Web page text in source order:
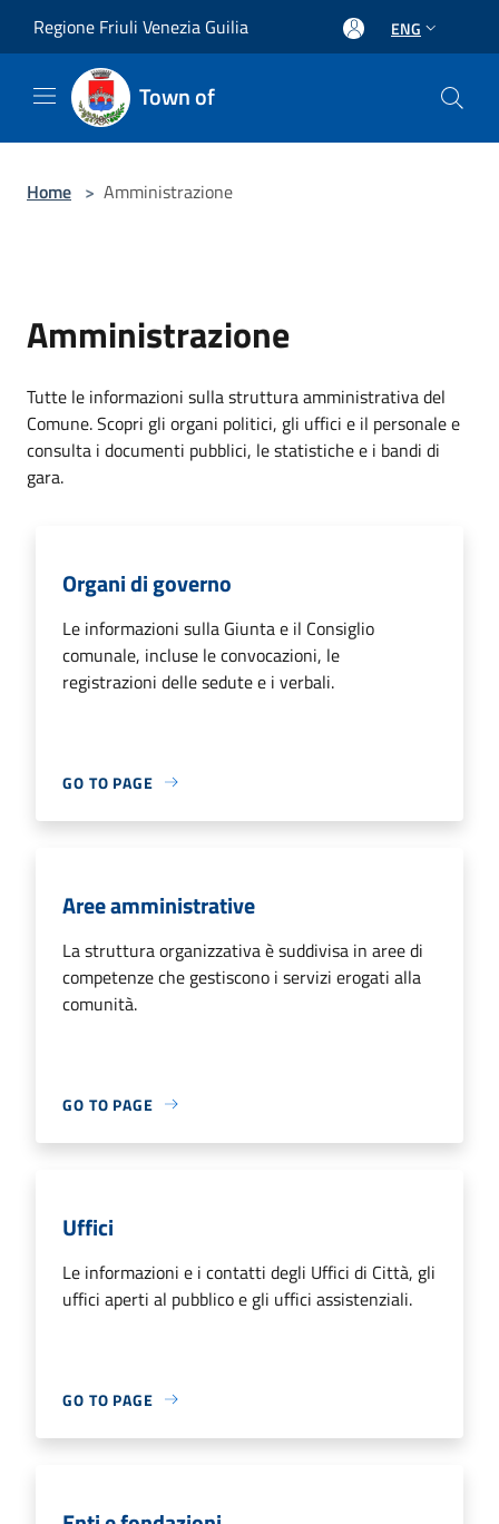
Regione Friuli Venezia Guilia ENG
Town of
Home > Amministrazione
Amministrazione
Tutte le informazioni sulla struttura amministrativa del
Comune. Scopri gli organi politici, gli uffici e il personale e
consulta i documenti pubblici, le statistiche e i bandi di
gara.
Organi di governo
Le informazioni sulla Giunta e il Consiglio
comunale, incluse le convocazioni, le
registrazioni delle sedute e i verbali.
GO TO PAGE
Aree amministrative
La struttura organizzativa è suddivisa in aree di
competenze che gestiscono i servizi erogati alla
comunità.
GO TO PAGE
Uffici
Le informazioni e i contatti degli Uffici di Città, gli
uffici aperti al pubblico e gli uffici assistenziali.
GO TO PAGE